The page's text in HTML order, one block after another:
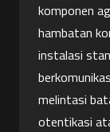
komponen
hambatan
instalasi
melintasi
otentikasi